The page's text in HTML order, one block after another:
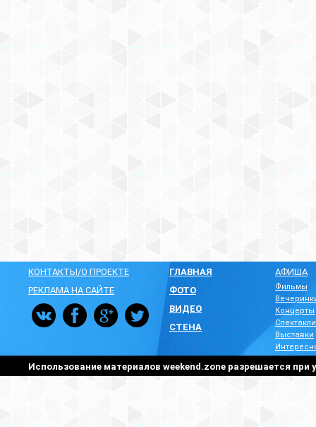
КОНТАКТЫ/О ПРОЕКТЕ
РЕКЛАМА НА САЙТЕ
ГЛАВНАЯ
ФОТО
ВИДЕО
СТЕНА
АФИША
Фильмы
Концерты
Спектакли
Выставки
Использование материалов weekend.zone разрешается